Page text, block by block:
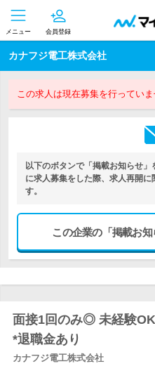
メニュー 会員登録
カナフジ電工株式会社
この求人は現在募集を行っていま
以下のボタンで「掲載お知らせ
に求人募集をした際、求人再開
す。
この企業の「掲載お
面接1回のみ◎ 未経験
*退職金あり
カナフジ電工株式会社